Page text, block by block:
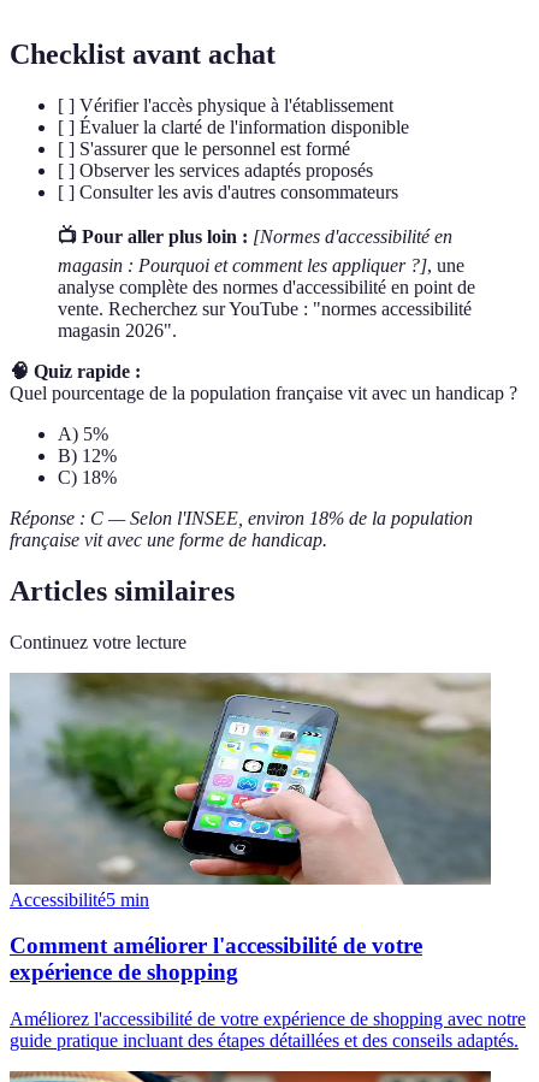
Checklist avant achat
[ ] Vérifier l'accès physique à l'établissement
[ ] Évaluer la clarté de l'information disponible
[ ] S'assurer que le personnel est formé
[ ] Observer les services adaptés proposés
[ ] Consulter les avis d'autres consommateurs
📺 Pour aller plus loin : [Normes d'accessibilité en
magasin : Pourquoi et comment les appliquer ?], une
analyse complète des normes d'accessibilité en point de
vente. Recherchez sur YouTube : "normes accessibilité
magasin 2026".
🧠 Quiz rapide :
Quel pourcentage de la population française vit avec un handicap ?
A) 5%
B) 12%
C) 18%
Réponse : C — Selon l'INSEE, environ 18% de la population
française vit avec une forme de handicap.
Articles similaires
Continuez votre lecture
Accessibilité5 min
Comment améliorer l'accessibilité de votre
expérience de shopping
Améliorez l'accessibilité de votre expérience de shopping avec notre
guide pratique incluant des étapes détaillées et des conseils adaptés.